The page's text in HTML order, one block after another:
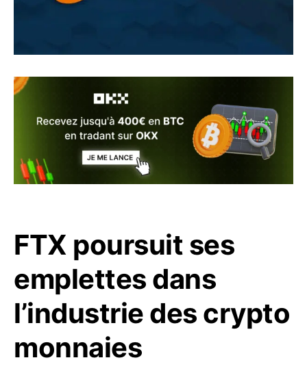
FTX poursuit ses
emplettes dans
l’industrie des crypto
monnaies